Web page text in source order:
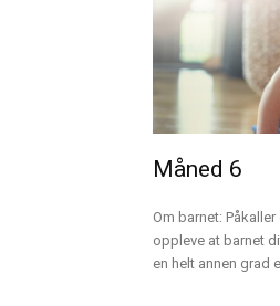
Måned 6
Om barnet:
oppleve at barnet
en helt annen grad